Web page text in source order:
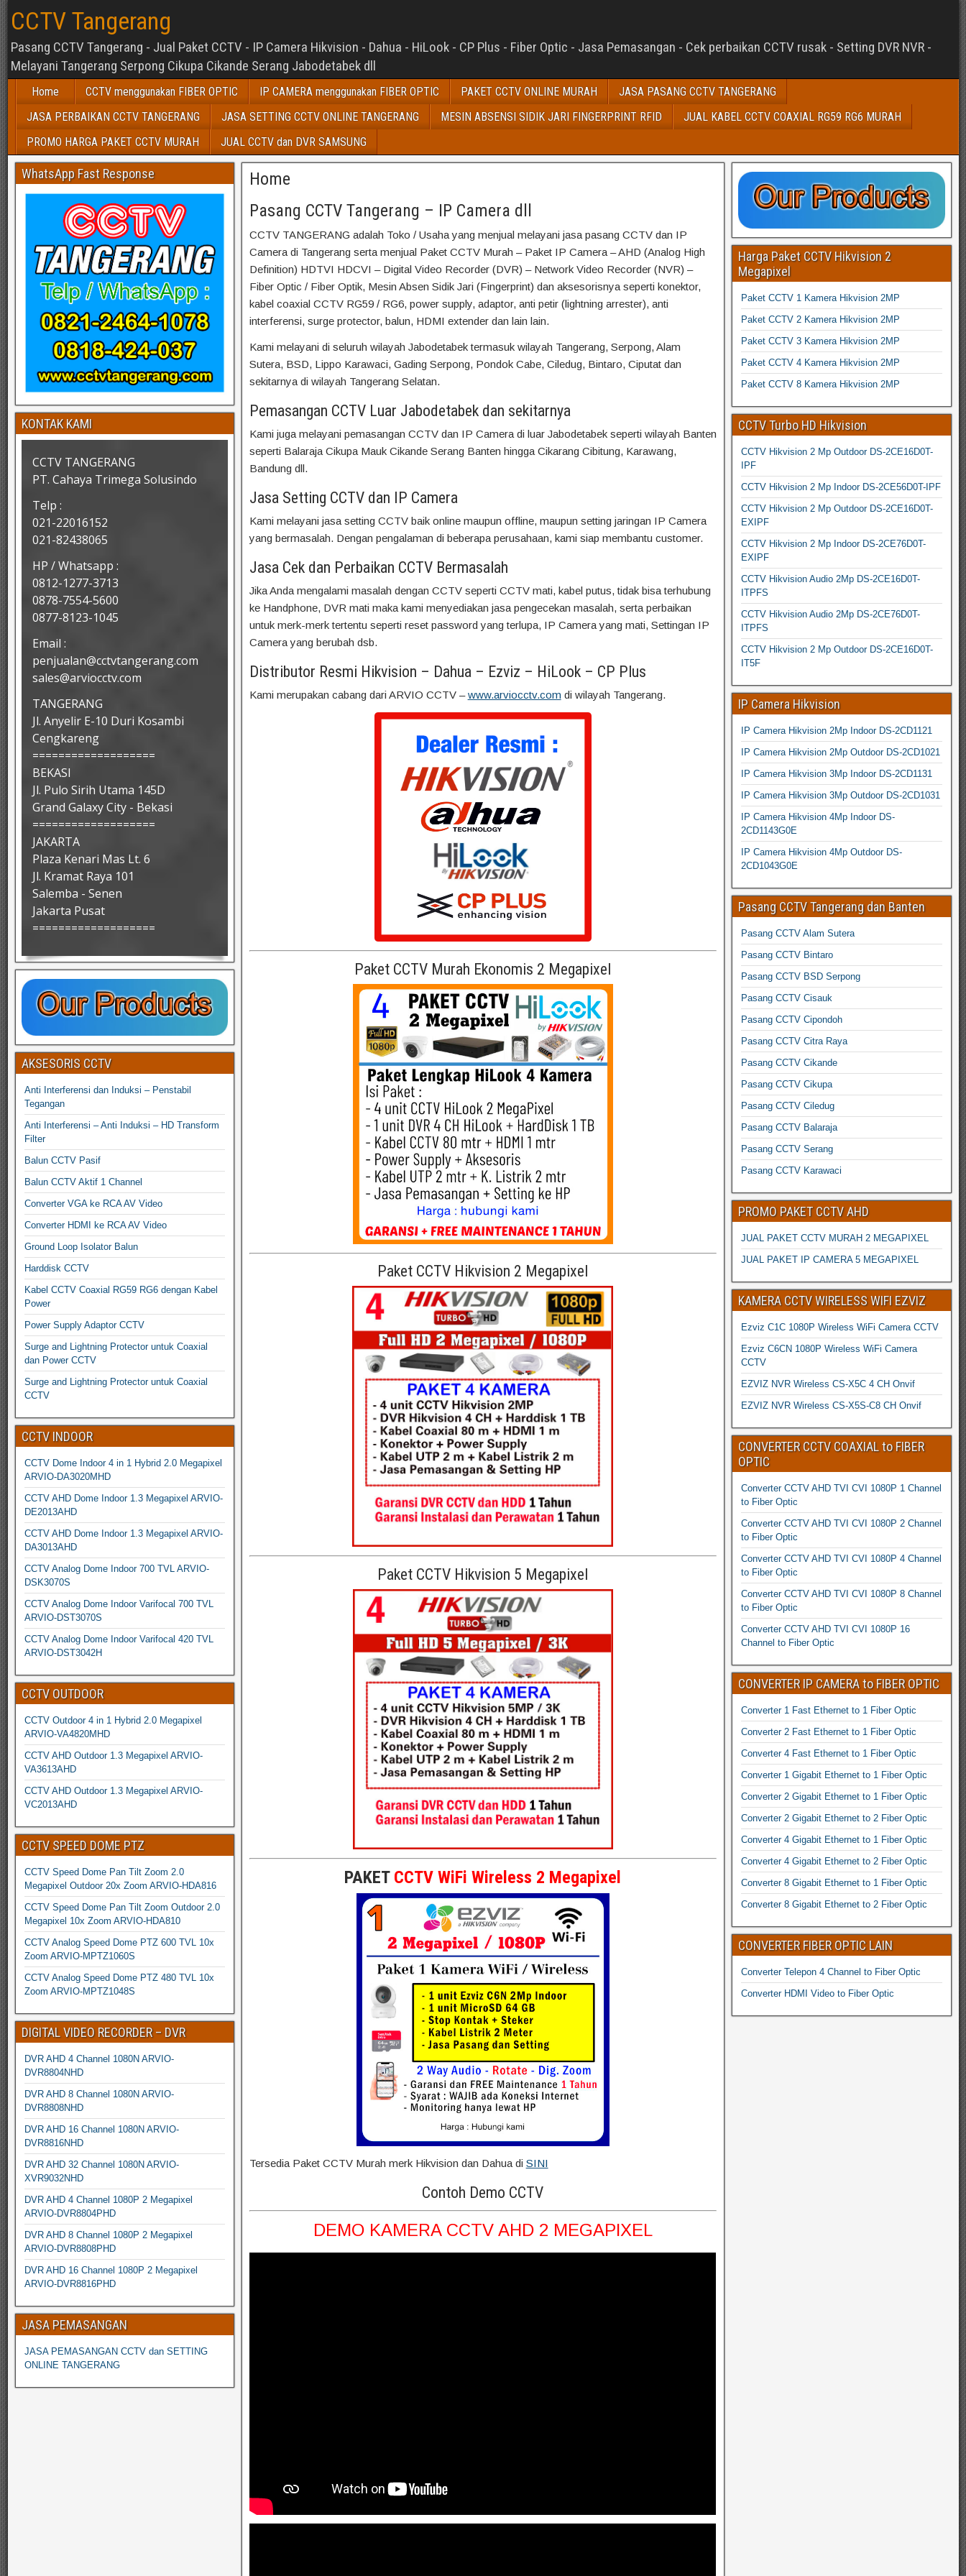
CCTV Tangerang
Pasang CCTV Tangerang - Jual Paket CCTV - IP Camera Hikvision - Dahua - HiLook - CP Plus - Fiber Optic - Jasa Pemasangan - Cek perbaikan CCTV rusak - Setting DVR NVR -
Melayani Tangerang Serpong Cikupa Cikande Serang Jabodetabek dll
Home CCTV menggunakan FIBER OPTIC IP CAMERA menggunakan FIBER OPTIC PAKET CCTV ONLINE MURAH
JASA PASANG CCTV TANGERANG
JASA PERBAIKAN CCTV TANGERANG
JASA SETTING CCTV ONLINE TANGERANG MESIN ABSENSI SIDIK JARI FINGERPRINT RFID
JUAL KABEL CCTV COAXIAL RG59 RG6 MURAH
PROMO HARGA PAKET CCTV MURAH
JUAL CCTV dan DVR SAMSUNG
Home
Pasang CCTV Tangerang – IP Camera dll
CCTV TANGERANG adalah Toko / Usaha yang menjual melayani jasa pasang CCTV dan IP
Camera di Tangerang serta menjual Paket CCTV Murah – Paket IP Camera – AHD (Analog High
Definition) HDTVI HDCVI – Digital Video Recorder (DVR) – Network Video Recorder (NVR) –
Fiber Optic / Fiber Optik, Mesin Absen Sidik Jari (Fingerprint) dan aksesorisnya seperti konektor,
kabel coaxial CCTV RG59 / RG6, power supply, adaptor, anti petir (lightning arrester), anti
interferensi, surge protector, balun, HDMI extender dan lain lain.
Kami melayani di seluruh wilayah Jabodetabek termasuk wilayah Tangerang, Serpong, Alam
Sutera, BSD, Lippo Karawaci, Gading Serpong, Pondok Cabe, Ciledug, Bintaro, Ciputat dan
sekitarnya di wilayah Tangerang Selatan.
Pemasangan CCTV Luar Jabodetabek dan sekitarnya
Kami juga melayani pemasangan CCTV dan IP Camera di luar Jabodetabek seperti wilayah Banten
seperti Balaraja Cikupa Mauk Cikande Serang Banten hingga Cikarang Cibitung, Karawang,
Bandung dll.
Jasa Setting CCTV dan IP Camera
Kami melayani jasa setting CCTV baik online maupun offline, maupun setting jaringan IP Camera
yang bermasalah. Dengan pengalaman di beberapa perusahaan, kami siap membantu customer.
Jasa Cek dan Perbaikan CCTV Bermasalah
Jika Anda mengalami masalah dengan CCTV seperti CCTV mati, kabel putus, tidak bisa terhubung
ke Handphone, DVR mati maka kami menyediakan jasa pengecekan masalah, serta perbaikan
untuk merk-merk tertentu seperti reset password yang terlupa, IP Camera yang mati, Settingan IP
Camera yang berubah dsb.
Distributor Resmi Hikvision – Dahua – Ezviz – HiLook – CP Plus
Kami merupakan cabang dari ARVIO CCTV –www.arviocctv.com di wilayah Tangerang.
Paket CCTV Murah Ekonomis 2 Megapixel
Paket CCTV Hikvision 2 Megapixel
Paket CCTV Hikvision 5 Megapixel
PAKET CCTV WiFi Wireless 2 Megapixel
Tersedia Paket CCTV Murah merk Hikvision dan Dahua di SINI
Contoh Demo CCTV
DEMO KAMERA CCTV AHD 2 MEGAPIXEL
WhatsApp Fast Response
KONTAK KAMI
CCTV TANGERANG
PT. Cahaya Trimega Solusindo
Telp :
021-22016152
021-82438065
HP / Whatsapp :
0812-1277-3713
0878-7554-5600
0877-8123-1045
Email :
penjualan@cctvtangerang.com
sales@arviocctv.com
TANGERANG
Jl. Anyelir E-10 Duri Kosambi
Cengkareng
===================
BEKASI
Jl. Pulo Sirih Utama 145D
Grand Galaxy City - Bekasi
===================
JAKARTA
Plaza Kenari Mas Lt. 6
Jl. Kramat Raya 101
Salemba - Senen
Jakarta Pusat
===================
AKSESORIS CCTV
Anti Interferensi dan Induksi – Penstabil
Tegangan
Anti Interferensi – Anti Induksi – HD Transform
Filter
Balun CCTV Pasif
Balun CCTV Aktif 1 Channel
Converter VGA ke RCA AV Video
Converter HDMI ke RCA AV Video
Ground Loop Isolator Balun
Harddisk CCTV
Kabel CCTV Coaxial RG59 RG6 dengan Kabel
Power
Power Supply Adaptor CCTV
Surge and Lightning Protector untuk Coaxial
dan Power CCTV
Surge and Lightning Protector untuk Coaxial
CCTV
CCTV INDOOR
CCTV Dome Indoor 4 in 1 Hybrid 2.0 Megapixel
ARVIO-DA3020MHD
CCTV AHD Dome Indoor 1.3 Megapixel ARVIO-
DE2013AHD
CCTV AHD Dome Indoor 1.3 Megapixel ARVIO-
DA3013AHD
CCTV Analog Dome Indoor 700 TVL ARVIO-
DSK3070S
CCTV Analog Dome Indoor Varifocal 700 TVL
ARVIO-DST3070S
CCTV Analog Dome Indoor Varifocal 420 TVL
ARVIO-DST3042H
CCTV OUTDOOR
CCTV Outdoor 4 in 1 Hybrid 2.0 Megapixel
ARVIO-VA4820MHD
CCTV AHD Outdoor 1.3 Megapixel ARVIO-
VA3613AHD
CCTV AHD Outdoor 1.3 Megapixel ARVIO-
VC2013AHD
CCTV SPEED DOME PTZ
CCTV Speed Dome Pan Tilt Zoom 2.0
Megapixel Outdoor 20x Zoom ARVIO-HDA816
CCTV Speed Dome Pan Tilt Zoom Outdoor 2.0
Megapixel 10x Zoom ARVIO-HDA810
CCTV Analog Speed Dome PTZ 600 TVL 10x
Zoom ARVIO-MPTZ1060S
CCTV Analog Speed Dome PTZ 480 TVL 10x
Zoom ARVIO-MPTZ1048S
DIGITAL VIDEO RECORDER – DVR
DVR AHD 4 Channel 1080N ARVIO-
DVR8804NHD
DVR AHD 8 Channel 1080N ARVIO-
DVR8808NHD
DVR AHD 16 Channel 1080N ARVIO-
DVR8816NHD
DVR AHD 32 Channel 1080N ARVIO-
XVR9032NHD
DVR AHD 4 Channel 1080P 2 Megapixel
ARVIO-DVR8804PHD
DVR AHD 8 Channel 1080P 2 Megapixel
ARVIO-DVR8808PHD
DVR AHD 16 Channel 1080P 2 Megapixel
ARVIO-DVR8816PHD
JASA PEMASANGAN
JASA PEMASANGAN CCTV dan SETTING
ONLINE TANGERANG
Harga Paket CCTV Hikvision 2
Megapixel
Paket CCTV 1 Kamera Hikvision 2MP
Paket CCTV 2 Kamera Hikvision 2MP
Paket CCTV 3 Kamera Hikvision 2MP
Paket CCTV 4 Kamera Hikvision 2MP
Paket CCTV 8 Kamera Hikvision 2MP
CCTV Turbo HD Hikvision
CCTV Hikvision 2 Mp Outdoor DS-2CE16D0T-
IPF
CCTV Hikvision 2 Mp Indoor DS-2CE56D0T-IPF
CCTV Hikvision 2 Mp Outdoor DS-2CE16D0T-
EXIPF
CCTV Hikvision 2 Mp Indoor DS-2CE76D0T-
EXIPF
CCTV Hikvision Audio 2Mp DS-2CE16D0T-
ITPFS
CCTV Hikvision Audio 2Mp DS-2CE76D0T-
ITPFS
CCTV Hikvision 2 Mp Outdoor DS-2CE16D0T-
IT5F
IP Camera Hikvision
IP Camera Hikvision 2Mp Indoor DS-2CD1121
IP Camera Hikvision 2Mp Outdoor DS-2CD1021
IP Camera Hikvision 3Mp Indoor DS-2CD1131
IP Camera Hikvision 3Mp Outdoor DS-2CD1031
IP Camera Hikvision 4Mp Indoor DS-
2CD1143G0E
IP Camera Hikvision 4Mp Outdoor DS-
2CD1043G0E
Pasang CCTV Tangerang dan Banten
Pasang CCTV Alam Sutera
Pasang CCTV Bintaro
Pasang CCTV BSD Serpong
Pasang CCTV Cisauk
Pasang CCTV Cipondoh
Pasang CCTV Citra Raya
Pasang CCTV Cikande
Pasang CCTV Cikupa
Pasang CCTV Ciledug
Pasang CCTV Balaraja
Pasang CCTV Serang
Pasang CCTV Karawaci
PROMO PAKET CCTV AHD
JUAL PAKET CCTV MURAH 2 MEGAPIXEL
JUAL PAKET IP CAMERA 5 MEGAPIXEL
KAMERA CCTV WIRELESS WIFI EZVIZ
Ezviz C1C 1080P Wireless WiFi Camera CCTV
Ezviz C6CN 1080P Wireless WiFi Camera
CCTV
EZVIZ NVR Wireless CS-X5C 4 CH Onvif
EZVIZ NVR Wireless CS-X5S-C8 CH Onvif
CONVERTER CCTV COAXIAL to FIBER
OPTIC
Converter CCTV AHD TVI CVI 1080P 1 Channel
to Fiber Optic
Converter CCTV AHD TVI CVI 1080P 2 Channel
to Fiber Optic
Converter CCTV AHD TVI CVI 1080P 4 Channel
to Fiber Optic
Converter CCTV AHD TVI CVI 1080P 8 Channel
to Fiber Optic
Converter CCTV AHD TVI CVI 1080P 16
Channel to Fiber Optic
CONVERTER IP CAMERA to FIBER OPTIC
Converter 1 Fast Ethernet to 1 Fiber Optic
Converter 2 Fast Ethernet to 1 Fiber Optic
Converter 4 Fast Ethernet to 1 Fiber Optic
Converter 1 Gigabit Ethernet to 1 Fiber Optic
Converter 2 Gigabit Ethernet to 1 Fiber Optic
Converter 2 Gigabit Ethernet to 2 Fiber Optic
Converter 4 Gigabit Ethernet to 1 Fiber Optic
Converter 4 Gigabit Ethernet to 2 Fiber Optic
Converter 8 Gigabit Ethernet to 1 Fiber Optic
Converter 8 Gigabit Ethernet to 2 Fiber Optic
CONVERTER FIBER OPTIC LAIN
Converter Telepon 4 Channel to Fiber Optic
Converter HDMI Video to Fiber Optic